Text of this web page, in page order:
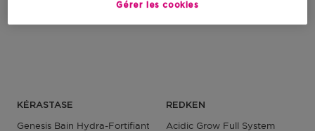
KÉRASTASE
Genesis Bain Hydra-Fortifiant
REDKEN
Acidic Grow Full System
Gérer les cookies